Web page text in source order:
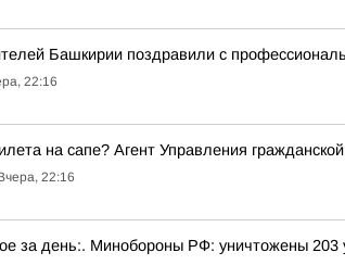
Башкирии поздравили с
22:16
на сапе? Агент Управления
22:16
за день:. Минобороны РФ: уничтожены 203